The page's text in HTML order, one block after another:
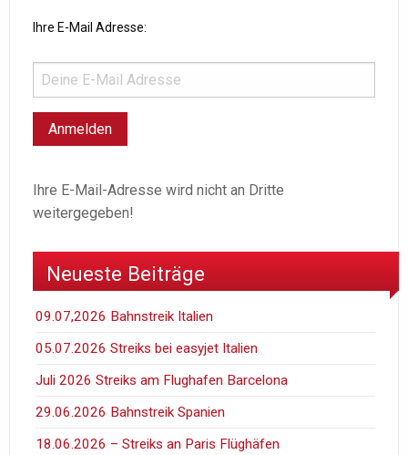
Ihre E-Mail Adresse:
Ihre E-Mail-Adresse wird nicht an Dritte
weitergegeben!
Neueste Beiträge
09.07,2026 Bahnstreik Italien
05.07.2026 Streiks bei easyjet Italien
Juli 2026 Streiks am Flughafen Barcelona
29.06.2026 Bahnstreik Spanien
18.06.2026 – Streiks an Paris Flüghäfen